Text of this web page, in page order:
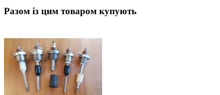
Разом із цим товаром купують